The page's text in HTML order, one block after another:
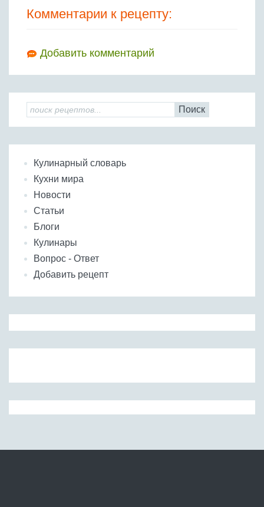
Комментарии к рецепту:
Добавить комментарий
Поиск
Кулинарный словарь
Кухни мира
Новости
Статьи
Блоги
Кулинары
Вопрос - Ответ
Добавить рецепт